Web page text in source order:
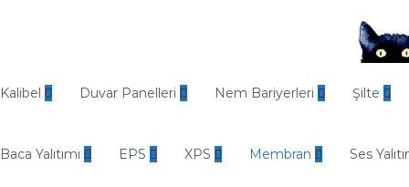
d
E
Kalibel Duvar Panelleri Nem Bariyerleri Şilte
Baca Yalıtımı EPS XPS Membran Ses